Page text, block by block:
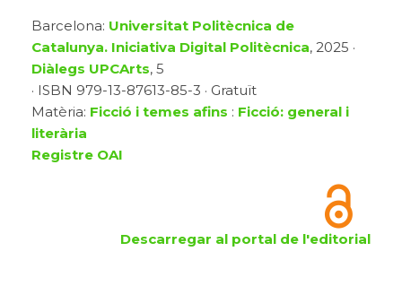
Barcelona: Universitat Politècnica de
Catalunya. Iniciativa Digital Politècnica, 2025 ·
Diàlegs UPCArts, 5
· ISBN 979-13-87613-85-3 · Gratuït
Matèria: Ficció i temes afins : Ficció: general i
literària
Registre OAI
Descarregar al portal de l'editorial